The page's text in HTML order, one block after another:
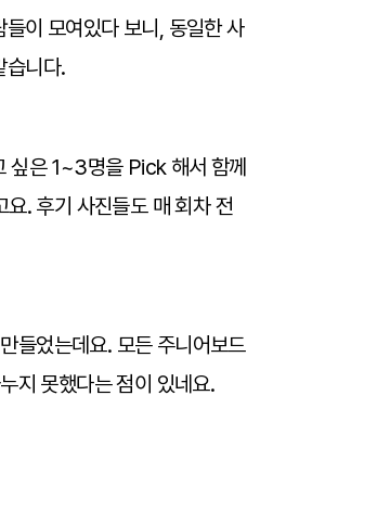
이 모여있다 보니, 동일한 사
습니다.
싶은 1~3명을 Pick 해서 함께
. 후기 사진들도 매 회차 전
들었는데요. 모든 주니어보드
지 못했다는 점이 있네요.